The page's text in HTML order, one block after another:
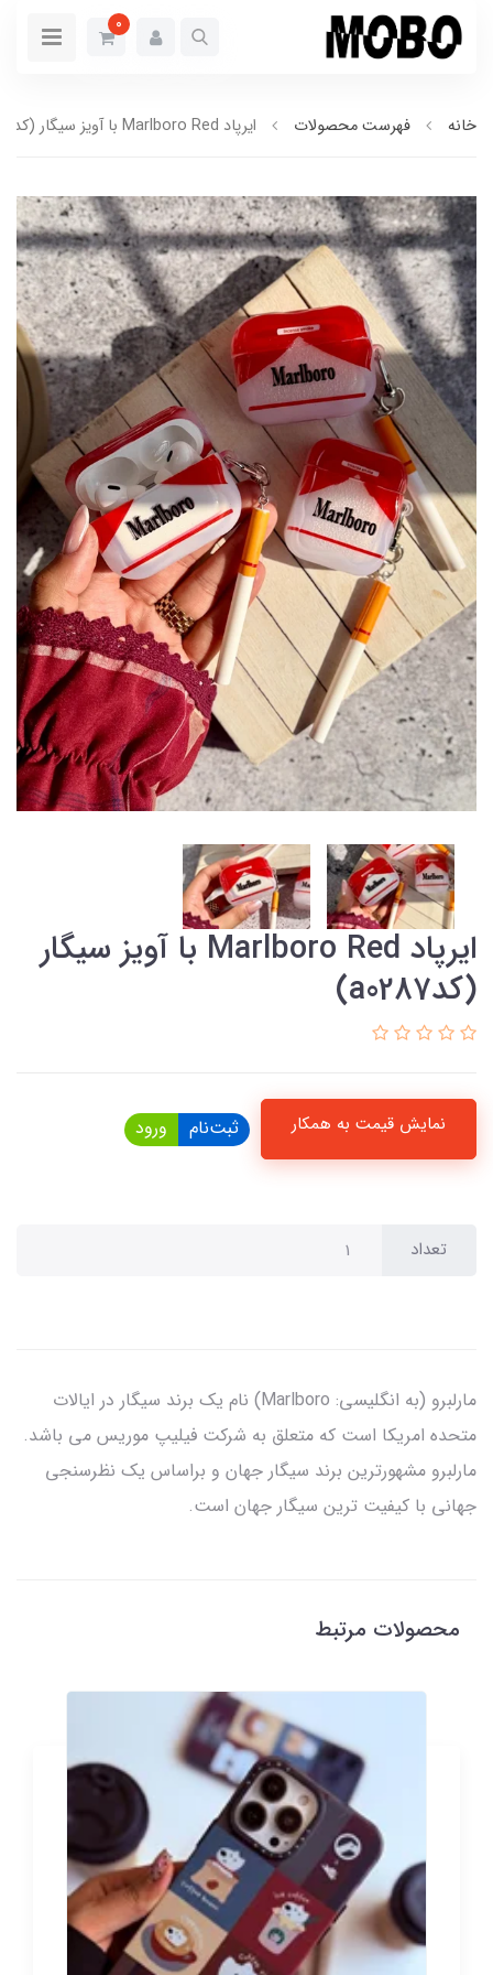
0
خانه فهرست محصولات ایرپاد Marlboro Red با آویز سیگار (کدa0287)
ایرپاد Marlboro Red با آویز سیگار
(کدa0287)
نمایش قیمت به همکار ثبت‌نام ورود
تعداد
مارلبرو (به انگلیسی: Marlboro) نام یک برند سیگار در ایالات
متحده امریکا است که متعلق به شرکت فیلیپ موریس می باشد.
مارلبرو مشهورترین برند سیگار جهان و براساس یک نظرسنجی
جهانی با کیفیت ترین سیگار جهان است.
محصولات مرتبط